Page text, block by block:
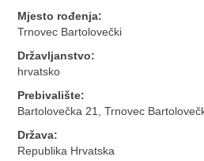
Mjesto rođenja:
Trnovec Bartolovečki
Državljanstvo:
hrvatsko
Prebivalište:
Bartolovečka 21, Trnovec
Država:
Republika Hrvatska